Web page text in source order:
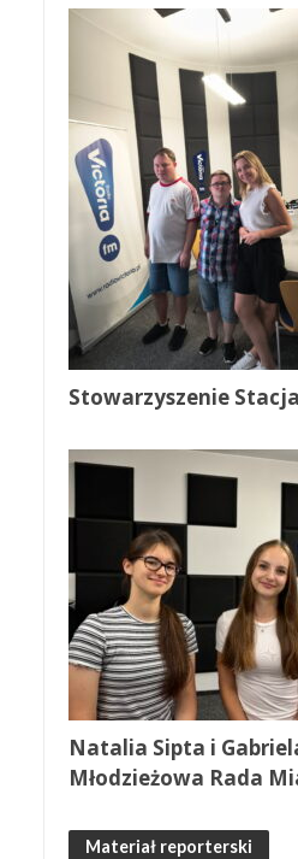
Stowarzyszenie
Natalia Sipta i
Młodzieżowa Rada
Materiał reporterski